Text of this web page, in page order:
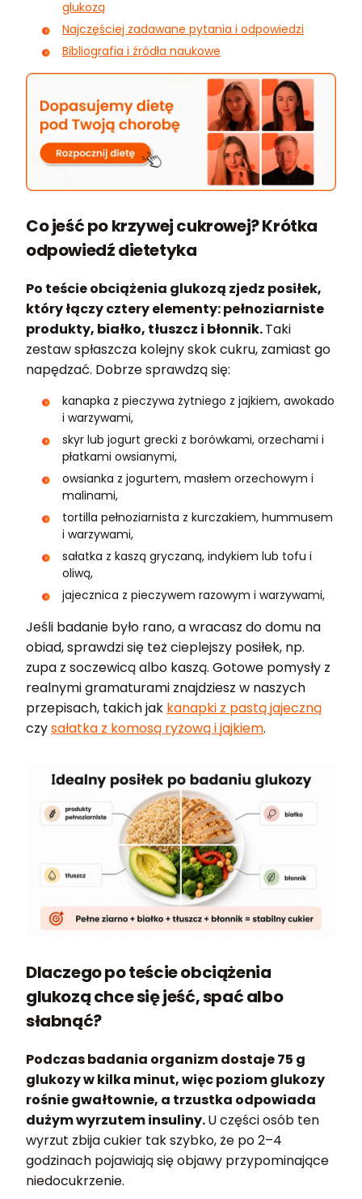
glukozą
Najczęściej zadawane pytania i odpowiedzi
Bibliografia i źródła naukowe
Co jeść po krzywej cukrowej? Krótka
odpowiedź dietetyka
Po teście obciążenia glukozą zjedz posiłek,
który łączy cztery elementy: pełnoziarniste
produkty, białko, tłuszcz i błonnik.Taki
zestaw spłaszcza kolejny skok cukru, zamiast go
napędzać. Dobrze sprawdzą się:
kanapka z pieczywa żytniego z jajkiem, awokado
i warzywami,
skyr lub jogurt grecki z borówkami, orzechami i
płatkami owsianymi,
owsianka z jogurtem, masłem orzechowym i
malinami,
tortilla pełnoziarnista z kurczakiem, hummusem
i warzywami,
sałatka z kaszą gryczaną, indykiem lub tofu i
oliwą,
jajecznica z pieczywem razowym i warzywami,
Jeśli badanie było rano, a wracasz do domu na
obiad, sprawdzi się też cieplejszy posiłek, np.
zupa z soczewicą albo kaszą. Gotowe pomysły z
realnymi gramaturami znajdziesz w naszych
przepisach, takich jak kanapki z pastą jajeczną
czysałatka z komosą ryżową i jajkiem.
Dlaczego po teście obciążenia
glukozą chce się jeść, spać albo
słabnąć?
Podczas badania organizm dostaje 75 g
glukozy w kilka minut, więc poziom glukozy
rośnie gwałtownie, a trzustka odpowiada
dużym wyrzutem insuliny.U części osób ten
wyrzut zbija cukier tak szybko, że po 2–4
godzinach pojawiają się objawy przypominające
niedocukrzenie.